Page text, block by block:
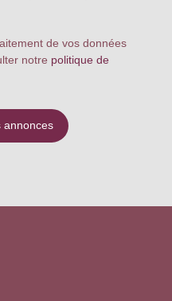
de vos données
notre politique de
annonces